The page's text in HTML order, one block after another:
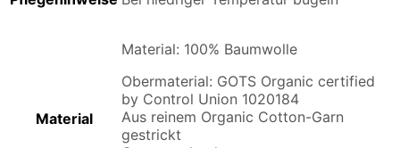
Material
Material: 100% Baumwolle
Obermaterial: GOTS Organic certified
by Control Union 1020184
Aus reinem Organic Cotton-Garn
gestrickt